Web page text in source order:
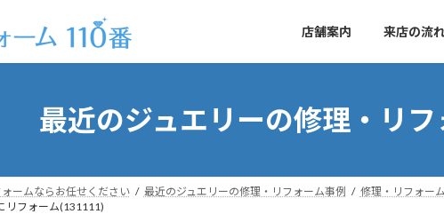
店舗案内 来店の流
最近のジュエリーの修理・リ
ームならお任せください 最近のジュエリーの修理・リフォーム事例 修理・リフォー
リフォーム(131111)